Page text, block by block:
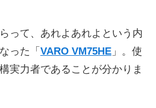
って、あれよあれよという内
った「 VARO VM75HE」。使
実力者であることが分かりま